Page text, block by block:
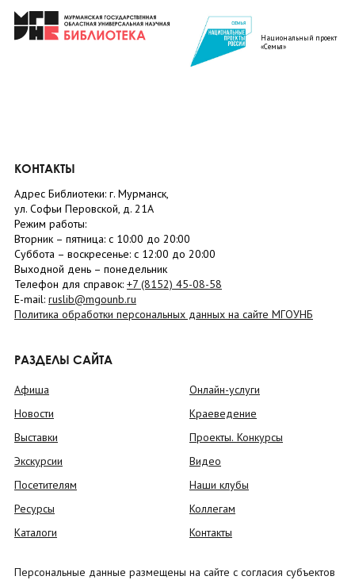
Национальный проект
«Семья»
КОНТАКТЫ
Адрес Библиотеки: г. Мурманск,
ул. Софьи Перовской, д. 21А
Режим работы:
Вторник – пятница: с 10:00 до 20:00
Суббота – воскресенье: c 12:00 до 20:00
Выходной день – понедельник
Телефон для справок: +7 (8152) 45-08-58
E-mail: ruslib@mgounb.ru
Политика обработки персональных данных на сайте МГОУНБ
РАЗДЕЛЫ САЙТА
Афиша
Новости
Выставки
Экскурсии
Посетителям
Ресурсы
Каталоги
Онлайн-услуги
Краеведение
Проекты. Конкурсы
Видео
Наши клубы
Коллегам
Контакты
Персональные данные размещены на сайте с согласия субъектов